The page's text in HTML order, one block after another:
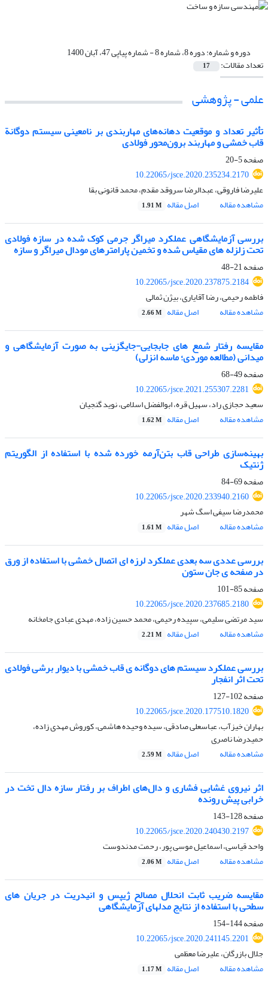
دوره و شماره:دوره 8، شماره 8 - شماره پیاپی 47، آبان 1400
تعداد مقالات: 17
علمی - پژوهشی
تأثیر تعداد و موقعیت دهانه‌های مهاربندی بر نامعینی سیستم دوگانة
قاب خمشی و مهاربند برون‌محور فولادی
صفحه5-20
10.22065/jsce.2020.235234.2170
علیرضا فاروقی، عبدالرضا سروقد مقدم، محمد قانونی بقا
مشاهده مقاله
اصل مقاله 1.91 M
بررسی آزمایشگاهی عملکرد میراگر جرمی کوک شده در سازه فولادی
تحت زلزله های مقیاس شده و تخمین پارامترهای مودال میراگر و سازه
صفحه21-48
10.22065/jsce.2020.237875.2184
فاطمه رحیمی، رضا آقایاری، بیژن ثمالی
مشاهده مقاله
اصل مقاله 2.66 M
مقایسه رفتار شمع های جابجایی-جایگزینی به صورت آزمایشگاهی و
میدانی (مطالعه موردی؛ ماسه انزلی)
صفحه49-68
10.22065/jsce.2021.255307.2281
سعید حجازی راد، سهیل قره، ابوالفضل اسلامی، نوید گنجیان
مشاهده مقاله
اصل مقاله 1.62 M
بهینه‌سازی طراحی قاب بتن‌آرمه خورده شده با استفاده از الگوریتم
ژنتیک
صفحه69-84
10.22065/jsce.2020.233940.2160
محمدرضا سیفی اسگ شهر
مشاهده مقاله
اصل مقاله 1.61 M
بررسی عددی سه بعدی عملکرد لرزه ای اتصال خمشی با استفاده از ورق
در صفحه ی جان ستون
صفحه85-101
10.22065/jsce.2020.237685.2180
سید مرتضی سلیمی، سپیده رحیمی، محمد حسین زاده، مهدی عبادی جامخانه
مشاهده مقاله
اصل مقاله 2.21 M
بررسی عملکرد سیستم های دوگانه ی قاب خمشی با دیوار برشی فولادی
تحت اثر انفجار
صفحه102-127
10.22065/jsce.2020.177510.1820
بهاران خیزآب، عباسعلی صادقی، سیده وحیده هاشمی، کوروش مهدی زاده،
حمیدرضا ناصری
مشاهده مقاله
اصل مقاله 2.59 M
اثر نیروی غشایی فشاری و دال‌های اطراف بر رفتار سازه دال تخت در
خرابی پیش رونده
صفحه128-143
10.22065/jsce.2020.240430.2197
واحد قیاسی، اسماعیل موسی پور، رحمت مدندوست
مشاهده مقاله
اصل مقاله 2.06 M
مقایسه ضریب ثابت انحلال مصالح ژیپس و انیدریت در جریان های
سطحی با استفاده از نتایج مدلهای آزمایشگاهی
صفحه144-154
10.22065/jsce.2020.241145.2201
جلال بازرگان، علیرضا معظمی
مشاهده مقاله
اصل مقاله 1.17 M